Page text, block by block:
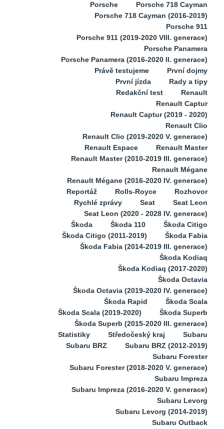
Porsche
Porsche 718 Cayman
Porsche 718 Cayman (2016-2019)
Porsche 911
Porsche 911 (2019-2020 VIII. generace)
Porsche Panamera
Porsche Panamera (2016-2020 II. generace)
Právě testujeme
První dojmy
První jízda
Rady a tipy
Redakční test
Renault
Renault Captur
Renault Captur (2019 - 2020)
Renault Clio
Renault Clio (2019-2020 V. generace)
Renault Espace
Renault Master
Renault Master (2010-2019 III. generace)
Renault Mégane
Renault Mégane (2016-2020 IV. generace)
Reportáž
Rolls-Royce
Rozhovor
Rychlé zprávy
Seat
Seat Leon
Seat Leon (2020 - 2028 IV. generace)
Škoda
Škoda 110
Škoda Citigo
Škoda Citigo (2011-2019)
Škoda Fabia
Škoda Fabia (2014-2019 III. generace)
Škoda Kodiaq
Škoda Kodiaq (2017-2020)
Škoda Octavia
Škoda Octavia (2019-2020 IV. generace)
Škoda Rapid
Škoda Scala
Škoda Scala (2019-2020)
Škoda Superb
Škoda Superb (2015-2020 III. generace)
Statistiky
Středočeský kraj
Subaru
Subaru BRZ
Subaru BRZ (2012-2019)
Subaru Forester
Subaru Forester (2018-2020 V. generace)
Subaru Impreza
Subaru Impreza (2016-2020 V. generace)
Subaru Levorg
Subaru Levorg (2014-2019)
Subaru Outback